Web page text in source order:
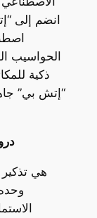
انضم إلى
الحواسيب
ذكية
“إتش بي”